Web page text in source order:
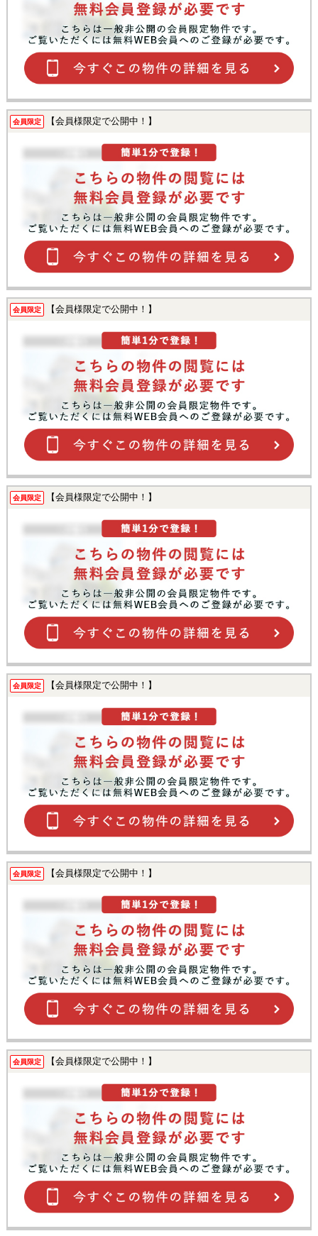
会員限定 【会員様限定で公開中！】
会員限定 【会員様限定で公開中！】
会員限定 【会員様限定で公開中！】
会員限定 【会員様限定で公開中！】
会員限定 【会員様限定で公開中！】
会員限定 【会員様限定で公開中！】